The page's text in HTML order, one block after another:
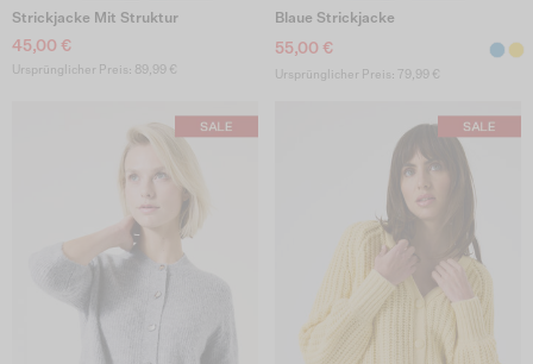
Strickjacke Mit Struktur
45,00 €
Ursprünglicher Preis: 89,99 €
Blaue Strickjacke
55,00 €
Ursprünglicher Preis: 79,99 €